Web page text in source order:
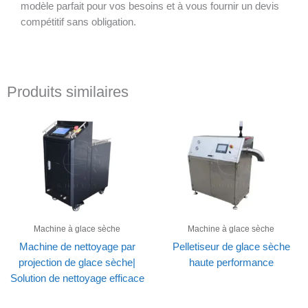
modèle parfait pour vos besoins et à vous fournir un devis
compétitif sans obligation.
Produits similaires
Machine à glace sèche
Machine de nettoyage par
projection de glace sèche|
Solution de nettoyage efficace
Machine à glace sèche
Pelletiseur de glace sèche
haute performance